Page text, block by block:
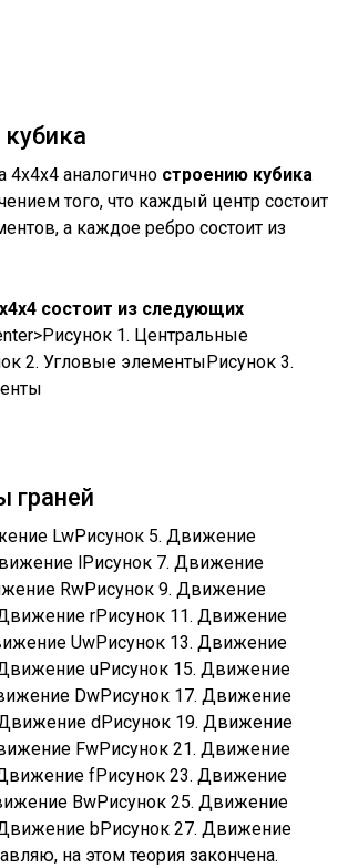
4х4х4 аналогично строению кубика
того, что каждый центр состоит
а каждое ребро состоит из
состоит из следующих
1. Центральные
2. Угловые элементыРисунок 3.
граней
LwРисунок 5. Движение
lРисунок 7. Движение
RwРисунок 9. Движение
Движение rРисунок 11. Движение
UwРисунок 13. Движение
Движение uРисунок 15. Движение
DwРисунок 17. Движение
Движение dРисунок 19. Движение
FwРисунок 21. Движение
Движение fРисунок 23. Движение
BwРисунок 25. Движение
Движение bРисунок 27. Движение
на этом теория закончена.